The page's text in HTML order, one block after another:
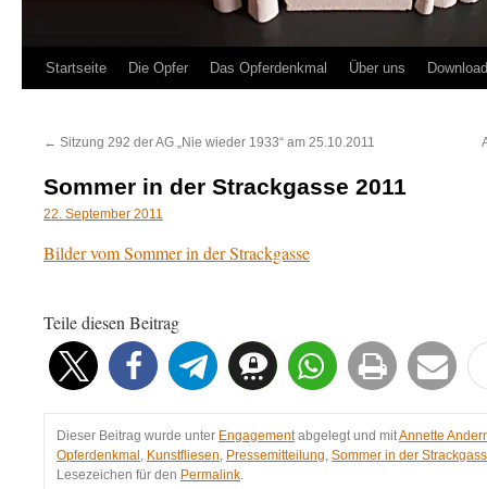
Zum
springen
Startseite Die Opfer Das Opferdenkmal Über uns
← Sitzung 292 der AG „Nie wieder 1933“ am 25.10.2011
Sommer in der Strackgasse 2011
22. September 2011
Bilder vom Sommer in der Strackgasse
Teile diesen Beitrag
Dieser Beitrag wurde unter Engagementabgelegt und mitAnnette
Opferdenkmal , Kunstfliesen, Pressemitteilung, Sommer in der
Lesezeichen für den Permalink.